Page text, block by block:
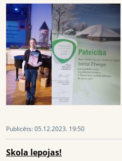
Publicēts:05.12.2023. 19:50
Skola lepojas!